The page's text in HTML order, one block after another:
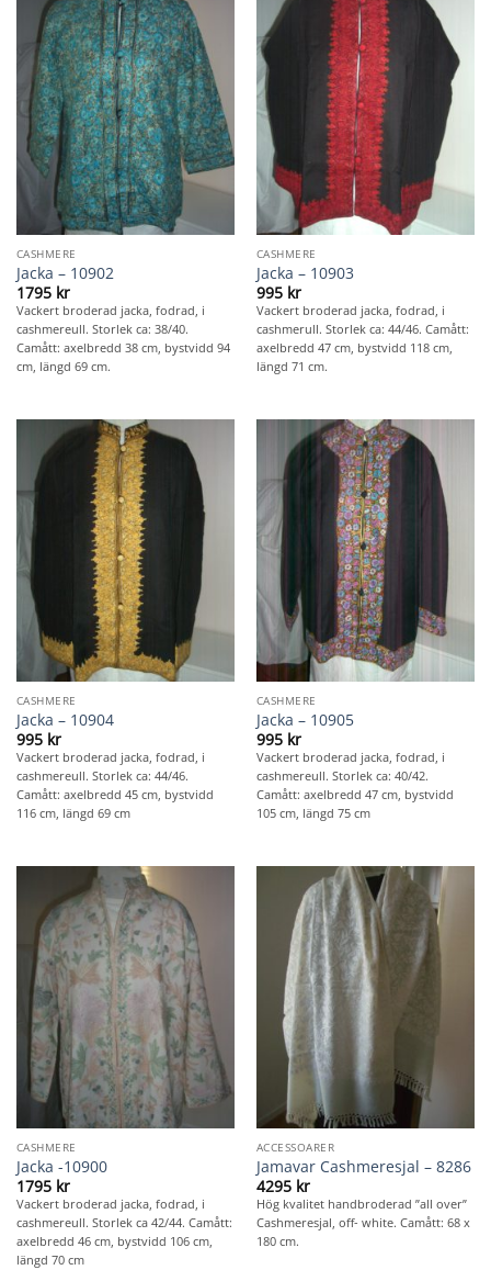
CASHMERE
Jacka – 10902
1795 kr
Vackert broderad jacka, fodrad, i
cashmereull. Storlek ca: 38/40.
Camått: axelbredd 38 cm, bystvidd 94
cm, längd 69 cm.
CASHMERE
Jacka – 10903
995 kr
Vackert broderad jacka, fodrad, i
cashmerull. Storlek ca: 44/46. Camått:
axelbredd 47 cm, bystvidd 118 cm,
längd 71 cm.
CASHMERE
Jacka – 10904
995 kr
Vackert broderad jacka, fodrad, i
cashmereull. Storlek ca: 44/46.
Camått: axelbredd 45 cm, bystvidd
116 cm, längd 69 cm
CASHMERE
Jacka – 10905
995 kr
Vackert broderad jacka, fodrad, i
cashmereull. Storlek ca: 40/42.
Camått: axelbredd 47 cm, bystvidd
105 cm, längd 75 cm
CASHMERE
Jacka -10900
1795 kr
Vackert broderad jacka, fodrad, i
cashmereull. Storlek ca 42/44. Camått:
axelbredd 46 cm, bystvidd 106 cm,
längd 70 cm
ACCESSOARER
Jamavar Cashmeresjal – 8286
4295 kr
Hög kvalitet handbroderad ”all over”
Cashmeresjal, off- white. Camått: 68 x
180 cm.